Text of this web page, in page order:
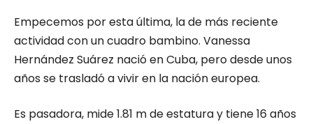
Empecemos por esta última, la de más reciente
actividad con un cuadro bambino. Vanessa
Hernández Suárez nació en Cuba, pero desde unos
años se trasladó a vivir en la nación europea.
Es pasadora, mide 1.81 m de estatura y tiene 16 años